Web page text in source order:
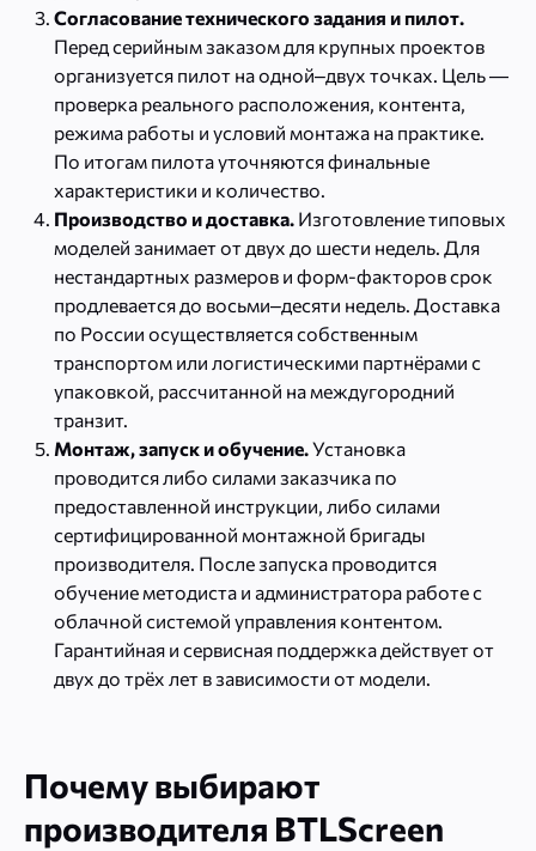
Согласование технического задания и пилот.
Перед серийным заказом для крупных проектов
организуется пилот на одной–двух точках. Цель —
проверка реального расположения, контента,
режима работы и условий монтажа на практике.
По итогам пилота уточняются финальные
характеристики и количество.
Производство и доставка. Изготовление типовых
моделей занимает от двух до шести недель. Для
нестандартных размеров и форм-факторов срок
продлевается до восьми–десяти недель. Доставка
по России осуществляется собственным
транспортом или логистическими партнёрами с
упаковкой, рассчитанной на междугородний
транзит.
Монтаж, запуск и обучение.Установка
проводится либо силами заказчика по
предоставленной инструкции, либо силами
сертифицированной монтажной бригады
производителя. После запуска проводится
обучение методиста и администратора работе с
облачной системой управления контентом.
Гарантийная и сервисная поддержка действует от
двух до трёх лет в зависимости от модели.
Почему выбирают
производителя BTLScreen